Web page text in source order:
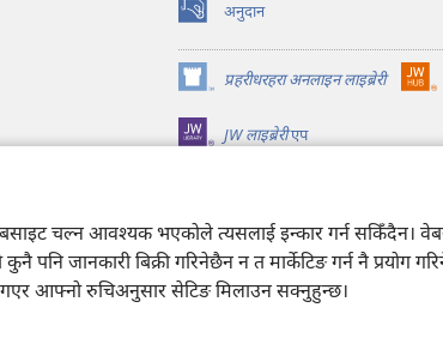
चल्न आवश्यक भएकोले त्यसलाई इन्कार गर्न सकिँदैन।
पनि जानकारी बिक्री गरिनेछैन न त मार्केटिङ गर्न नै प्रयोग
आफ्नो रुचिअनुसार सेटिङ मिलाउन सक्नुहुन्छ।
अनुदान
(ब्राउजरको
अर्को
ट्याबमा
नयाँ
पृष्ठ
खुल्नेछ)
प्रहरीधरहरा अनलाइन लाइब्रेरी
(ब्राउजरको
अर्को
ट्याबमा JW लाइब्रेरीएप
प्रयोगका सर्तहरू गोपनीयता सेटिङहरू